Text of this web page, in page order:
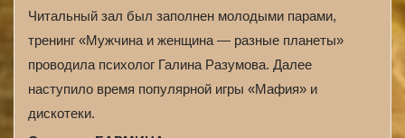
Читальный зал был заполнен молодыми парами,
тренинг «Мужчина и женщина — разные планеты»
проводила психолог Галина Разумова. Далее
наступило время популярной игры «Мафия» и
дискотеки.